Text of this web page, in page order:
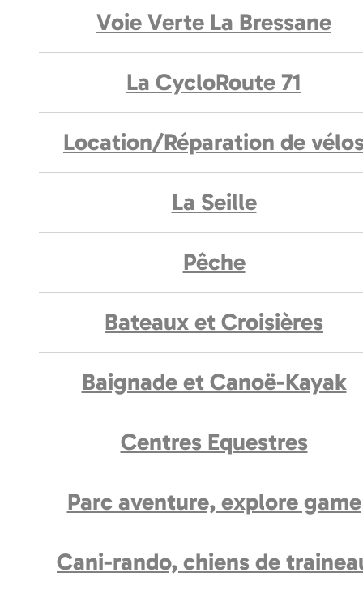
Voie Verte La Bressane
La CycloRoute 71
Location/Réparation de
La Seille
Pêche
Bateaux et Croisières
Baignade et Canoë-Kayak
Centres Equestres
Parc aventure, explore game
Cani-rando, chiens de